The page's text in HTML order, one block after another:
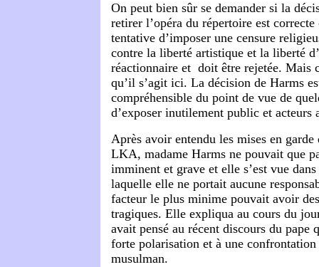
On peut bien sûr se demander si la
retirer l’opéra du répertoire est
tentative d’imposer une censure
contre la liberté artistique et la liberté
réactionnaire et doit être rejetée. Mais
qu’il s’agit ici. La décision de Harms
compréhensible du point de vue de
d’exposer inutilement public et
Après avoir entendu les mises en
LKA, madame Harms ne pouvait que
imminent et grave et elle s’est vue
laquelle elle ne portait aucune
facteur le plus minime pouvait avoir
tragiques. Elle expliqua au cours du
avait pensé au récent discours du pape
forte polarisation et à une confrontation
musulman.